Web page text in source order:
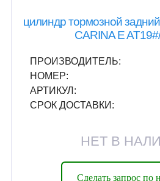
цилиндр тормозной
CARINA E
ПРОИЗВОДИТЕЛЬ:
НОМЕР:
АРТИКУЛ:
СРОК ДОСТАВКИ:
НЕТ В
Сделать запрос по